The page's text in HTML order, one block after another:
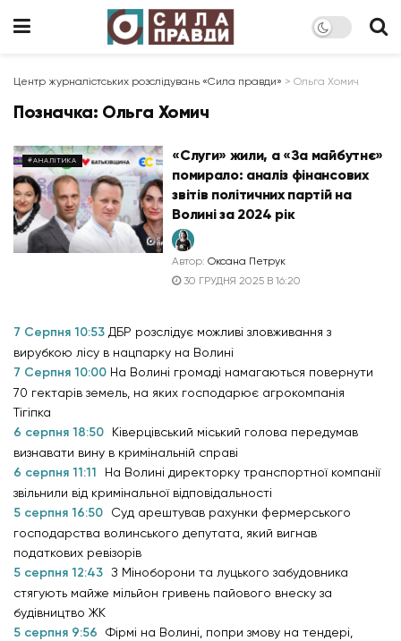
Центр журналістських розслідувань «Сила правди» > Ольга Хомич
Позначка: Ольга Хомич
#АНАЛІТИКА
«Слуги» жили, а «За майбутнє»
помирало: аналіз фінансових
звітів політичних партій на
Волині за 2024 рік
Автор: Оксана Петрук
30 ГРУДНЯ 2025 В 16:20
7 Серпня 10:53 ДБР розслідує можливі зловживання з
вирубкою лісу в нацпарку на Волині
7 Серпня 10:00 На Волині громаді намагаються повернути
70 гектарів земель, на яких господарює агрокомпанія
Тігіпка
6 серпня 18:50
Ківерцівський міський голова передумав
визнавати вину в кримінальній справі
6 серпня 11:11
На Волині директорку транспортної компанії
звільнили від кримінальної відповідальності
5 серпня 16:50
Суд арештував рахунки фермерського
господарства волинського депутата, який вигнав
податкових ревізорів
5 серпня 12:43 З Міноборони та луцького забудовника
стягують майже мільйон гривень пайового внеску за
будівництво ЖК
5 серпня 9:56
Фірмі на Волині, попри змову на тендері,